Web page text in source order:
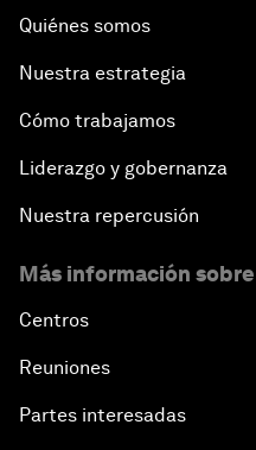
Quiénes somos
Nuestra estrategia
Cómo trabajamos
Liderazgo y gobernanza
Nuestra repercusión
Más información
Centros
Reuniones
Partes interesadas